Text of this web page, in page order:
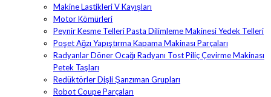
Makine Lastikleri V Kayışları
Motor Kömürleri
Peynir Kesme Telleri Pasta Dilimleme Makinesi Yedek Telleri
Poşet Ağzı Yapıştırma Kapama Makinası Parçaları
Radyanlar Döner Ocağı Radyanı Tost Piliç Çevirme Makinası
Petek Taşları
Redüktörler Dişli Şanzıman Grupları
Robot Coupe Parçaları